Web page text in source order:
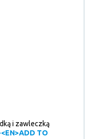
i zawleczką
TO